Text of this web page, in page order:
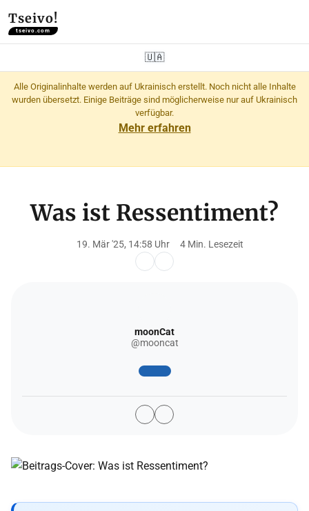
Tseivo!
tseivo.com
🇺🇦
Alle Originalinhalte werden auf Ukrainisch erstellt. Noch nicht alle Inhalte
wurden übersetzt. Einige Beiträge sind möglicherweise nur auf Ukrainisch
verfügbar.
Mehr erfahren
Was ist Ressentiment?
19. Mär '25, 14:58 Uhr 4 Min. Lesezeit
moonCat
@mooncat